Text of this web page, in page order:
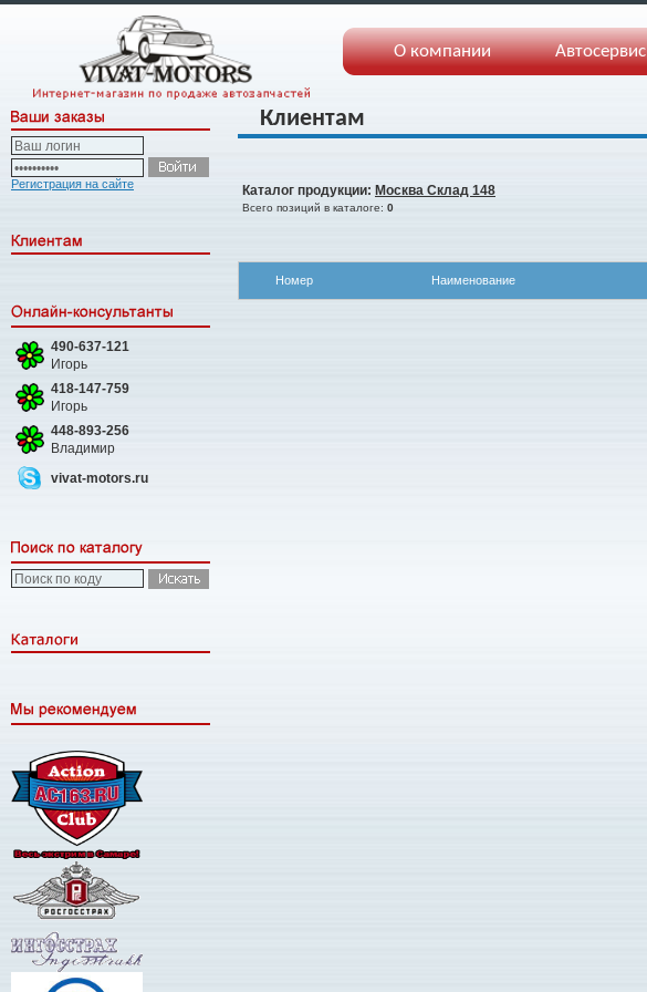
О компании Автосервис
Регистрация на сайте
490-637-121
Игорь
418-147-759
Игорь
448-893-256
Владимир
vivat-motors.ru
Клиентам
Каталог продукции: Москва Склад 148
Всего позиций в каталоге: 0
Номер Наименование